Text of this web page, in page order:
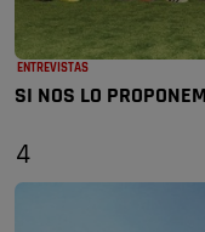
ENTREVISTAS
SI NOS LO
4